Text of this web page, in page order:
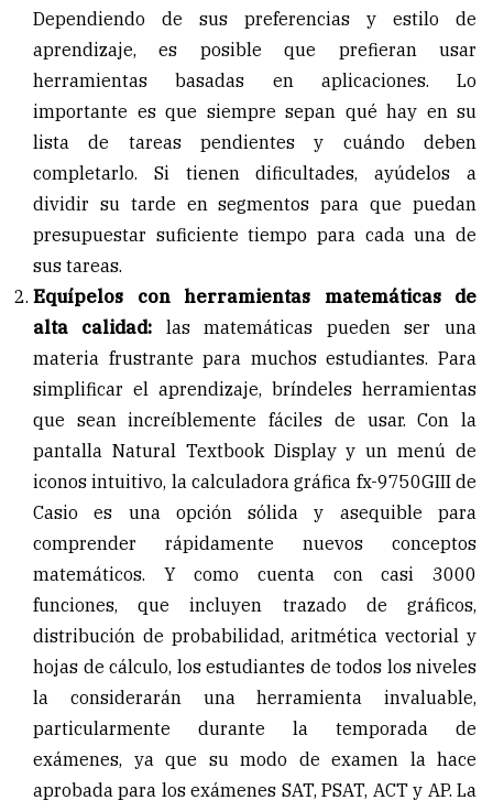
Dependiendo de sus preferencias y estilo de
aprendizaje, es posible que prefieran usar
herramientas basadas en aplicaciones. Lo
importante es que siempre sepan qué hay en su
lista de tareas pendientes y cuándo deben
completarlo. Si tienen dificultades, ayúdelos a
dividir su tarde en segmentos para que puedan
presupuestar suficiente tiempo para cada una de
sus tareas.
Equípelos con herramientas matemáticas de
alta calidad: las matemáticas pueden ser una
materia frustrante para muchos estudiantes. Para
simplificar el aprendizaje, bríndeles herramientas
que sean increíblemente fáciles de usar. Con la
pantalla Natural Textbook Display y un menú de
iconos intuitivo, la calculadora gráfica fx-9750GIII de
Casio es una opción sólida y asequible para
comprender rápidamente nuevos conceptos
matemáticos. Y como cuenta con casi 3000
funciones, que incluyen trazado de gráficos,
distribución de probabilidad, aritmética vectorial y
hojas de cálculo, los estudiantes de todos los niveles
la considerarán una herramienta invaluable,
particularmente durante la temporada de
exámenes, ya que su modo de examen la hace
aprobada para los exámenes SAT, PSAT, ACT y AP. La